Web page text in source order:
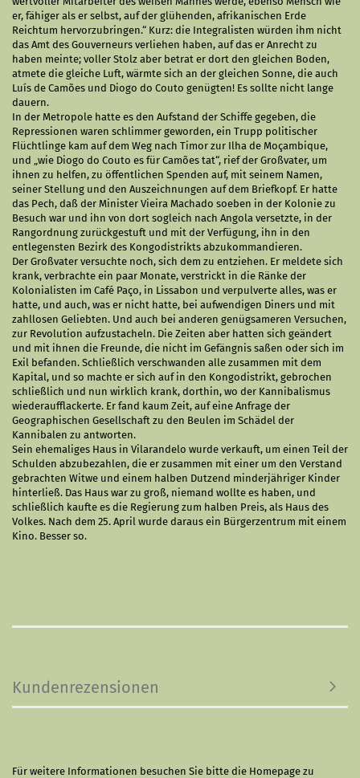
er, fähiger als er selbst, auf der glühenden, afrikanischen Erde
Reichtum hervorzubringen.“ Kurz: die Integralisten würden ihm nicht
das Amt des Gouverneurs verliehen haben, auf das er Anrecht zu
haben meinte; voller Stolz aber betrat er dort den gleichen Boden,
atmete die gleiche Luft, wärmte sich an der gleichen Sonne, die auch
Luís de Camões und Diogo do Couto genügten! Es sollte nicht lange
dauern.
In der Metropole hatte es den Aufstand der Schiffe gegeben, die
Repressionen waren schlimmer geworden, ein Trupp politischer
Flüchtlinge kam auf dem Weg nach Timor zur Ilha de Moçambique,
und „wie Diogo do Couto es für Camões tat“, rief der Großvater, um
ihnen zu helfen, zu öffentlichen Spenden auf, mit seinem Namen,
seiner Stellung und den Auszeichnungen auf dem Briefkopf. Er hatte
das Pech, daß der Minister Vieira Machado soeben in der Kolonie zu
Besuch war und ihn von dort sogleich nach Angola versetzte, in der
Rangordnung zurückgestuft und mit der Verfügung, ihn in den
entlegensten Bezirk des Kongodistrikts abzukommandieren.
Der Großvater versuchte noch, sich dem zu entziehen. Er meldete sich
krank, verbrachte ein paar Monate, verstrickt in die Ränke der
Kolonialisten im Café Paço, in Lissabon und verpulverte alles, was er
hatte, und auch, was er nicht hatte, bei aufwendigen Diners und mit
zahllosen Geliebten. Und auch bei anderen genügsameren Versuchen,
zur Revolution aufzustacheln. Die Zeiten aber hatten sich geändert
und mit ihnen die Freunde, die nicht im Gefängnis saßen oder sich im
Exil befanden. Schließlich verschwanden alle zusammen mit dem
Kapital, und so machte er sich auf in den Kongodistrikt, gebrochen
schließlich und nun wirklich krank, dorthin, wo der Kannibalismus
wiederaufflackerte. Er fand kaum Zeit, auf eine Anfrage der
Geographischen Gesellschaft zu den Beulen im Schädel der
Kannibalen zu antworten.
Sein ehemaliges Haus in Vilarandelo wurde verkauft, um einen Teil der
Schulden abzubezahlen, die er zusammen mit einer um den Verstand
gebrachten Witwe und einem halben Dutzend minderjähriger Kinder
hinterließ. Das Haus war zu groß, niemand wollte es haben, und
schließlich kaufte es die Regierung zum halben Preis, als Haus des
Volkes. Nach dem 25. April wurde daraus ein Bürgerzentrum mit einem
Kino. Besser so.
Kundenrezensionen
Für weitere Informationen besuchen Sie bitte die Homepage zu